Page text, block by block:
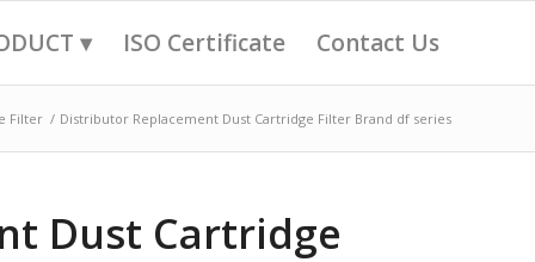
▾ ISO Certificate Contact Us
Filter / Distributor Replacement Dust Cartridge Filter Brand df series
Dust Cartridge